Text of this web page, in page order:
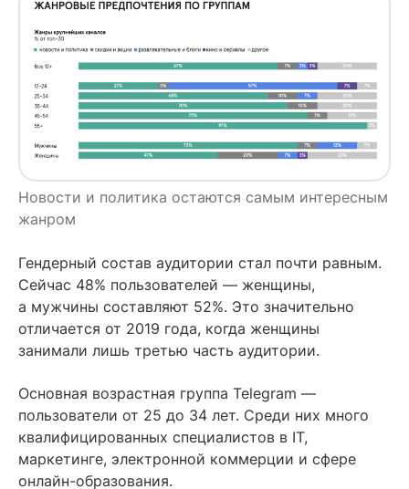
Новости и политика остаются самым интересным
жанром
Гендерный состав аудитории стал почти равным.
Сейчас 48% пользователей — женщины,
а мужчины составляют 52%. Это значительно
отличается от 2019 года, когда женщины
занимали лишь третью часть аудитории.
Основная возрастная группа Telegram —
пользователи от 25 до 34 лет. Среди них много
квалифицированных специалистов в IT,
маркетинге, электронной коммерции и сфере
онлайн-образования.